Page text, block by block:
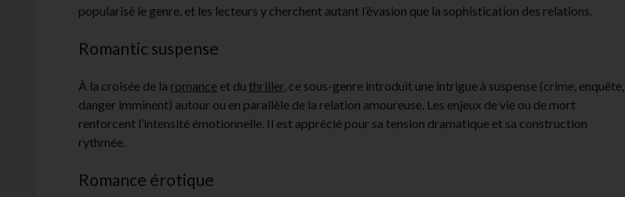
popularisé le genre, et les lecteurs y cherchent autant l’évasion que la sophistication des relations.
Romantic suspense
À la croisée de la romance et duthriller, ce sous-genre introduit une intrigue à suspense (crime, enquête,
danger imminent) autour ou en parallèle de la relation amoureuse. Les enjeux de vie ou de mort
renforcent l’intensité émotionnelle. Il est apprécié pour sa tension dramatique et sa construction
rythmée.
Romance érotique